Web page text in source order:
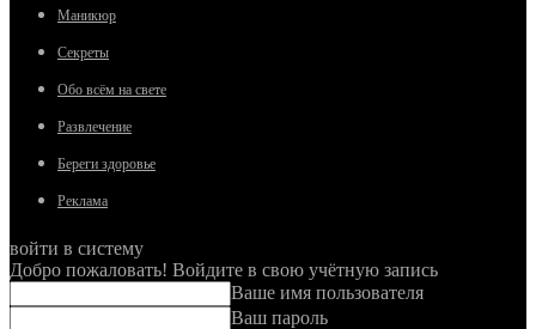
Маникюр
Секреты
Обо всём на свете
Развлечение
Береги здоровье
Реклама
войти в систему
Добро пожаловать! Войдите в свою учётную запись
Ваше имя пользователя
Ваш пароль